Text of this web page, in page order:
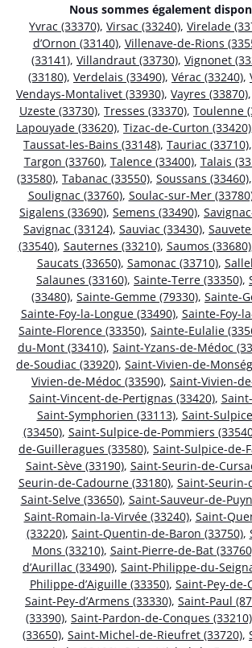
Nous sommes également
Yvrac (33370), Virsac (33240), Virelade
d’Ornon (33140), Villenave-de-Rions
(33141), Villandraut (33730), Vignonet
(33180), Verdelais (33490), Vérac (33240),
Vendays-Montalivet (33930), Vayres (33870),
Uzeste (33730), Tresses (33370), Toulenne
Lapouyade (33620), Tizac-de-Curton (33420)
Taussat-les-Bains (33148), Tauriac (33710),
Targon (33760), Talence (33400), Talais
(33580), Tabanac (33550), Soussans (33460),
Soulignac (33760), Soulac-sur-Mer
Sigalens (33690), Semens (33490),
Savignac (33124), Sauviac (33430),
(33540), Sauternes (33210), Saumos (33680)
Saucats (33650), Samonac (33710),
Salaunes (33160), Sainte-Terre (33350),
(33480), Sainte-Gemme (79330), Sainte-
Sainte-Foy-la-Longue (33490), Sainte-Foy-
Sainte-Florence (33350), Sainte-Eulalie
du-Mont (33410), Saint-Yzans-de-Médoc
de-Soudiac (33920), Saint-Vivien-de-
Vivien-de-Médoc (33590), Saint-Vivien-
Saint-Vincent-de-Pertignas (33420),
Saint-Symphorien (33113), Saint-
(33450), Saint-Sulpice-de-Pommiers
de-Guilleragues (33580), Saint-Sulpice-de-
Saint-Sève (33190), Saint-Seurin-de-
Seurin-de-Cadourne (33180), Saint-Seurin-
Saint-Selve (33650), Saint-Sauveur-de-
Saint-Romain-la-Virvée (33240), Saint-
(33220), Saint-Quentin-de-Baron (33750),
Mons (33210), Saint-Pierre-de-Bat
d’Aurillac (33490), Saint-Philippe-du-
Philippe-d’Aiguille (33350), Saint-Pey-de-
Saint-Pey-d’Armens (33330), Saint-Paul
(33390), Saint-Pardon-de-Conques (33210)
(33650), Saint-Michel-de-Rieufret (33720),